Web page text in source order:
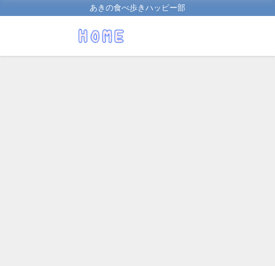
あきの食べ歩きハッピー部